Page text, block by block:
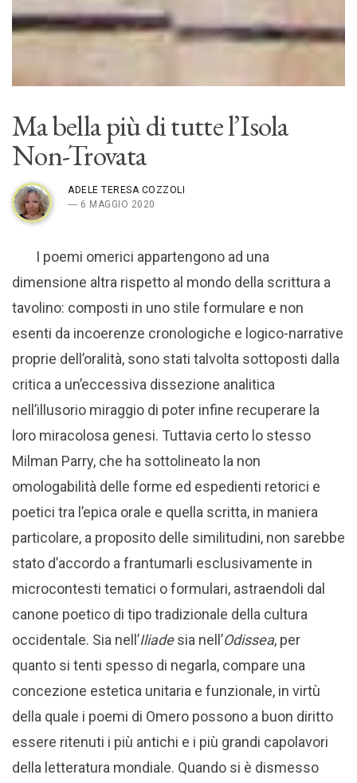
Ma bella più di tutte l’Isola
Non-Trovata
ADELE TERESA COZZOLI
― 6 MAGGIO 2020
I poemi omerici appartengono ad una
dimensione altra rispetto al mondo della scrittura a
tavolino: composti in uno stile formulare e non
esenti da incoerenze cronologiche e logico-narrative
proprie dell’oralità, sono stati talvolta sottoposti dalla
critica a un’eccessiva dissezione analitica
nell’illusorio miraggio di poter infine recuperare la
loro miracolosa genesi. Tuttavia certo lo stesso
Milman Parry, che ha sottolineato la non
omologabilità delle forme ed espedienti retorici e
poetici tra l’epica orale e quella scritta, in maniera
particolare, a proposito delle similitudini, non sarebbe
stato d’accordo a frantumarli esclusivamente in
microcontesti tematici o formulari, astraendoli dal
canone poetico di tipo tradizionale della cultura
occidentale. Sia nell’Iliadesia nell’Odissea, per
quanto si tenti spesso di negarla, compare una
concezione estetica unitaria e funzionale, in virtù
della quale i poemi di Omero possono a buon diritto
essere ritenuti i più antichi e i più grandi capolavori
della letteratura mondiale. Quando si è dismesso